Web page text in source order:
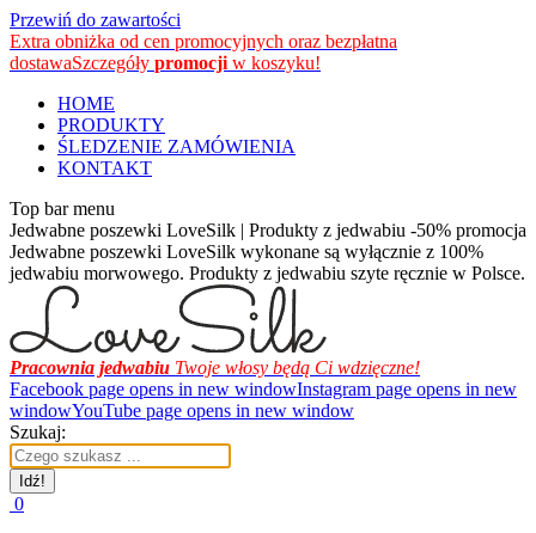
Przewiń do zawartości
Extra obniżka od cen promocyjnych oraz bezpłatna
dostawaSzczegóły promocji w koszyku!
HOME
PRODUKTY
ŚLEDZENIE ZAMÓWIENIA
KONTAKT
Top bar menu
Jedwabne poszewki LoveSilk | Produkty z jedwabiu -50% promocja
Jedwabne poszewki LoveSilk wykonane są wyłącznie z 100%
jedwabiu morwowego. Produkty z jedwabiu szyte ręcznie w Polsce.
Pracownia jedwabiu Twoje włosy będą Ci wdzięczne!
Facebook page opens in new windowInstagram page opens in new
windowYouTube page opens in new window
Szukaj:
0